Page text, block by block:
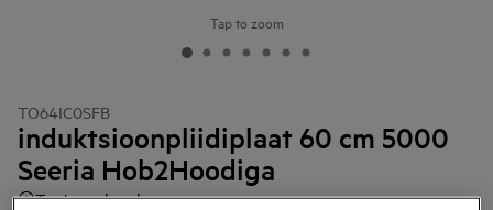
Tap to zoom
TO64IC0SFB
induktsioonpliidiplaat 60 cm 5000
Seeria Hob2Hoodiga
Toote andmed